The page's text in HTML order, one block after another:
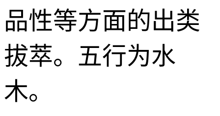
品性等方面的出类
拔萃。五行为水
木。